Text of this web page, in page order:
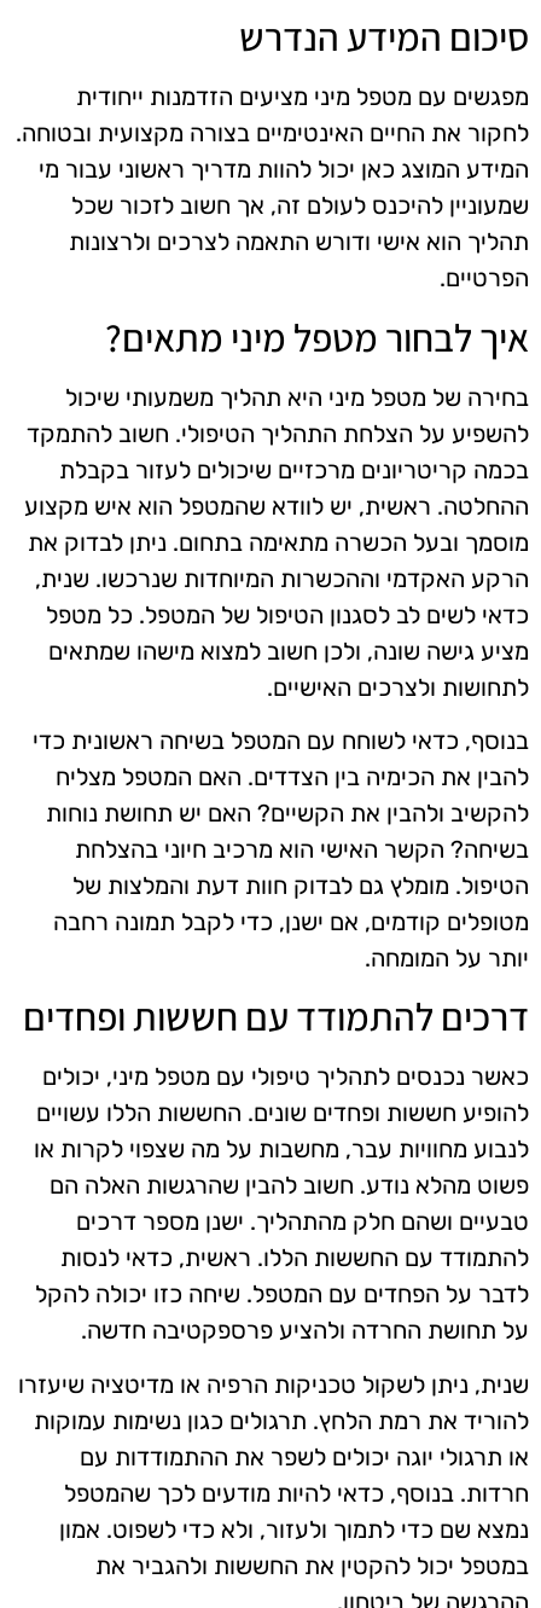
סיכום המידע הנדרש
מפגשים עם מטפל מיני מציעים הזדמנות ייחודית
לחקור את החיים האינטימיים בצורה מקצועית ובטוחה.
המידע המוצג כאן יכול להוות מדריך ראשוני עבור מי
שמעוניין להיכנס לעולם זה, אך חשוב לזכור שכל
תהליך הוא אישי ודורש התאמה לצרכים ולרצונות
הפרטיים.
איך לבחור מטפל מיני מתאים?
בחירה של מטפל מיני היא תהליך משמעותי שיכול
להשפיע על הצלחת התהליך הטיפולי. חשוב להתמקד
בכמה קריטריונים מרכזיים שיכולים לעזור בקבלת
ההחלטה. ראשית, יש לוודא שהמטפל הוא איש מקצוע
מוסמך ובעל הכשרה מתאימה בתחום. ניתן לבדוק את
הרקע האקדמי וההכשרות המיוחדות שנרכשו. שנית,
כדאי לשים לב לסגנון הטיפול של המטפל. כל מטפל
מציע גישה שונה, ולכן חשוב למצוא מישהו שמתאים
לתחושות ולצרכים האישיים.
בנוסף, כדאי לשוחח עם המטפל בשיחה ראשונית כדי
להבין את הכימיה בין הצדדים. האם המטפל מצליח
להקשיב ולהבין את הקשיים? האם יש תחושת נוחות
בשיחה? הקשר האישי הוא מרכיב חיוני בהצלחת
הטיפול. מומלץ גם לבדוק חוות דעת והמלצות של
מטופלים קודמים, אם ישנן, כדי לקבל תמונה רחבה
יותר על המומחה.
דרכים להתמודד עם חששות ופחדים
כאשר נכנסים לתהליך טיפולי עם מטפל מיני, יכולים
להופיע חששות ופחדים שונים. החששות הללו עשויים
לנבוע מחוויות עבר, מחשבות על מה שצפוי לקרות או
פשוט מהלא נודע. חשוב להבין שהרגשות האלה הם
טבעיים ושהם חלק מהתהליך. ישנן מספר דרכים
להתמודד עם החששות הללו. ראשית, כדאי לנסות
לדבר על הפחדים עם המטפל. שיחה כזו יכולה להקל
על תחושת החרדה ולהציע פרספקטיבה חדשה.
שנית, ניתן לשקול טכניקות הרפיה או מדיטציה שיעזרו
להוריד את רמת הלחץ. תרגולים כגון נשימות עמוקות
או תרגולי יוגה יכולים לשפר את ההתמודדות עם
חרדות. בנוסף, כדאי להיות מודעים לכך שהמטפל
נמצא שם כדי לתמוך ולעזור, ולא כדי לשפוט. אמון
במטפל יכול להקטין את החששות ולהגביר את
ההרגשה של ביטחון.